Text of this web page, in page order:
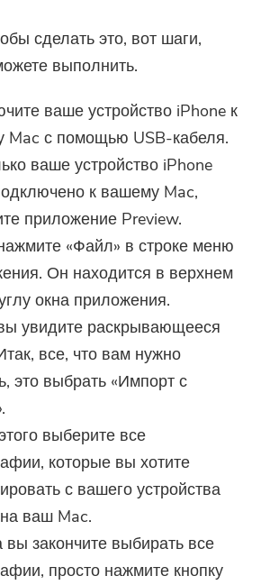
сделать это, вот шаги,
выполнить.
ваше устройство iPhone к
Mac с помощью USB-кабеля.
ваше устройство iPhone
к вашему Mac,
приложение Preview.
«Файл» в строке меню
Он находится в верхнем
окна приложения.
увидите раскрывающееся
все, что вам нужно
это выбрать «Импорт с
выберите все
которые вы хотите
с вашего устройства
ваш Mac.
вы закончите выбирать все
просто нажмите кнопку
почты, чтобы
ссылку для
купить программное
пожалуйста,
нажмитемагазин.
введите адрес
электронной почты.
Отправить
за вашу подписку!
за вашу подписку!
для скачивания и код
были отправлены на ваш
электронной почты
Вы также можете
кнопку, чтобы приобрести
обеспечение